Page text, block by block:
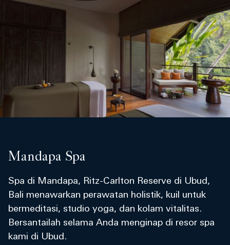
Mandapa Spa
Spa di Mandapa, Ritz-Carlton Reserve di Ubud,
Bali menawarkan perawatan holistik, kuil untuk
bermeditasi, studio yoga, dan kolam vitalitas.
Bersantailah selama Anda menginap di resor spa
kami di Ubud.